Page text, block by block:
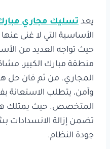
يعد تسليك مجاري مبارك
الأساسية التي لا غنى
حيث تواجه العديد من
منطقة مبارك الكبير،
المجاري. من ثم فان حل
وآمن، يتطلب الاستعانة
المتخصص. حيث يمتلك هذا
تضمن إزالة الانسدادات
جودة النظام.